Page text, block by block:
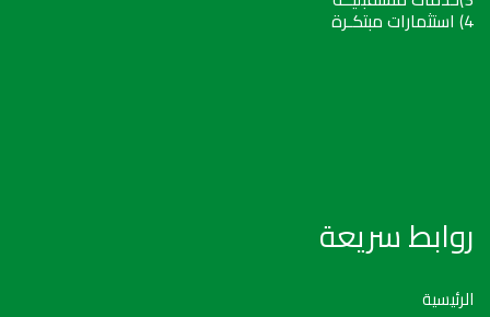
4) استثمارات مبتكـرة
روابط سريعة
الرئيسية